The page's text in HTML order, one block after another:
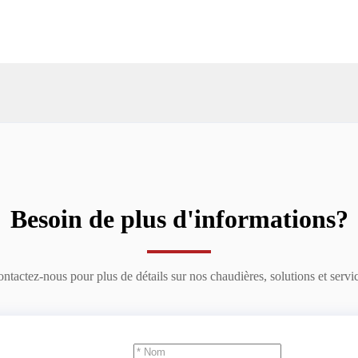
Besoin de plus d'informations?
nous pour plus de détails sur nos chaudières, solutions et